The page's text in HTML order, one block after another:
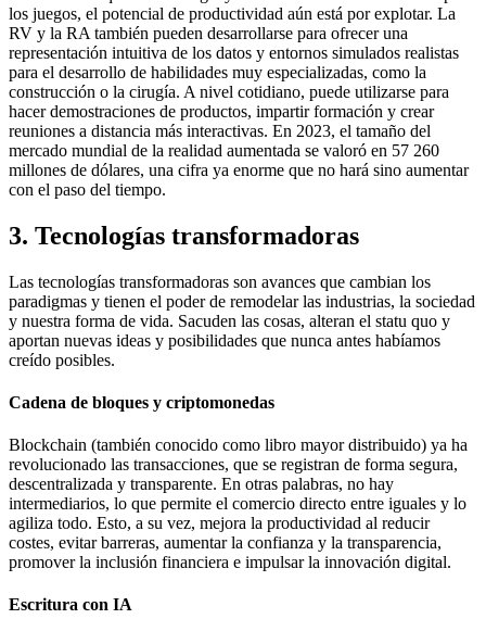
los juegos, el potencial de productividad aún está por explotar. La
RV y la RA también pueden desarrollarse para ofrecer una
representación intuitiva de los datos y entornos simulados realistas
para el desarrollo de habilidades muy especializadas, como la
construcción o la cirugía. A nivel cotidiano, puede utilizarse para
hacer demostraciones de productos, impartir formación y crear
reuniones a distancia más interactivas. En 2023, el tamaño del
mercado mundial de la realidad aumentada se valoró en 57 260
millones de dólares, una cifra ya enorme que no hará sino aumentar
con el paso del tiempo.
3. Tecnologías transformadoras
Las tecnologías transformadoras son avances que cambian los
paradigmas y tienen el poder de remodelar las industrias, la sociedad
y nuestra forma de vida. Sacuden las cosas, alteran el statu quo y
aportan nuevas ideas y posibilidades que nunca antes habíamos
creído posibles.
Cadena de bloques y criptomonedas
Blockchain (también conocido como libro mayor distribuido) ya ha
revolucionado las transacciones, que se registran de forma segura,
descentralizada y transparente. En otras palabras, no hay
intermediarios, lo que permite el comercio directo entre iguales y lo
agiliza todo. Esto, a su vez, mejora la productividad al reducir
costes, evitar barreras, aumentar la confianza y la transparencia,
promover la inclusión financiera e impulsar la innovación digital.
Escritura con IA